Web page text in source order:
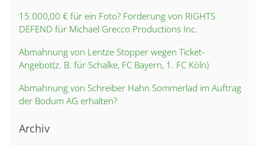
15.000,00 € für ein Foto? Forderung von RIGHTS
DEFEND für Michael Grecco Productions Inc.
Abmahnung von Lentze Stopper wegen Ticket-
Angebot(z. B. für Schalke, FC Bayern, 1. FC Köln)
Abmahnung von Schreiber Hahn Sommerlad im Auftrag
der Bodum AG erhalten?
Archiv